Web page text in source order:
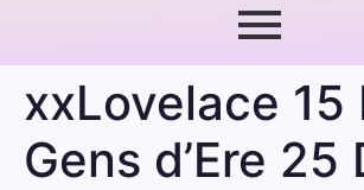
xxLovelace 15
Gens d’Ere 25